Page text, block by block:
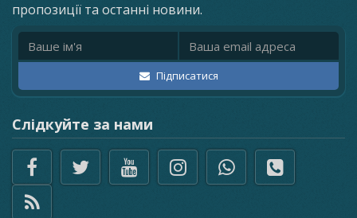
пропозиції та останні новини.
Ім'я Email адреса
Підписатися
Слідкуйте за нами